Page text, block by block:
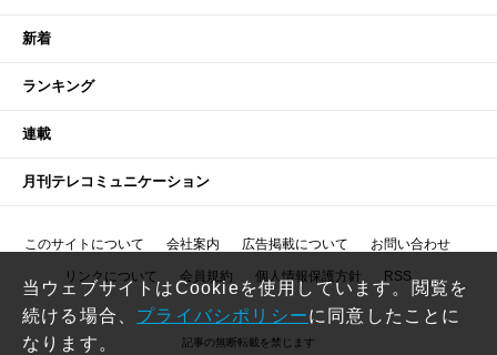
新着
ランキング
連載
月刊テレコミュニケーション
このサイトについて 会社案内 広告掲載について お問い合わせ
リンクについて 会員規約 個人情報保護方針 RSS
記事の無断転載を禁じます
当ウェブサイトはCookieを使用しています。閲覧を
続ける場合、 プライバシポリシーに同意したことに
なります。